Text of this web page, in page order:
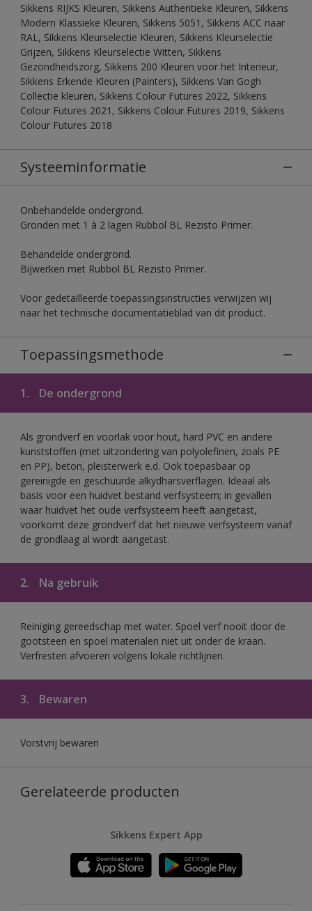
Sikkens RIJKS Kleuren, Sikkens Authentieke Kleuren, Sikkens
Modern Klassieke Kleuren, Sikkens 5051, Sikkens ACC naar
RAL, Sikkens Kleurselectie Kleuren, Sikkens Kleurselectie
Grijzen, Sikkens Kleurselectie Witten, Sikkens
Gezondheidszorg, Sikkens 200 Kleuren voor het Interieur,
Sikkens Erkende Kleuren (Painters), Sikkens Van Gogh
Collectie kleuren, Sikkens Colour Futures 2022, Sikkens
Colour Futures 2021, Sikkens Colour Futures 2019, Sikkens
Colour Futures 2018
Systeeminformatie
Onbehandelde ondergrond.
Gronden met 1 à 2 lagen Rubbol BL Rezisto Primer.
Behandelde ondergrond.
Bijwerken met Rubbol BL Rezisto Primer.
Voor gedetailleerde toepassingsinstructies verwijzen wij
naar het technische documentatieblad van dit product.
Toepassingsmethode
1. De ondergrond
Als grondverf en voorlak voor hout, hard PVC en andere
kunststoffen (met uitzondering van polyolefinen, zoals PE
en PP), beton, pleisterwerk e.d. Ook toepasbaar op
gereinigde en geschuurde alkydharsverflagen. Ideaal als
basis voor een huidvet bestand verfsysteem; in gevallen
waar huidvet het oude verfsysteem heeft aangetast,
voorkomt deze grondverf dat het nieuwe verfsysteem vanaf
de grondlaag al wordt aangetast.
2. Na gebruik
Reiniging gereedschap met water. Spoel verf nooit door de
gootsteen en spoel materialen niet uit onder de kraan.
Verfresten afvoeren volgens lokale richtlijnen.
3. Bewaren
Vorstvrij bewaren
Gerelateerde producten
Sikkens Expert App